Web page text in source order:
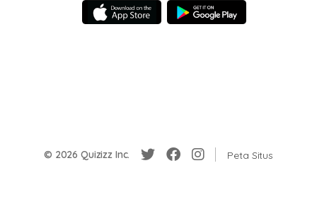
© 2026 Quizizz Inc. Peta Situs